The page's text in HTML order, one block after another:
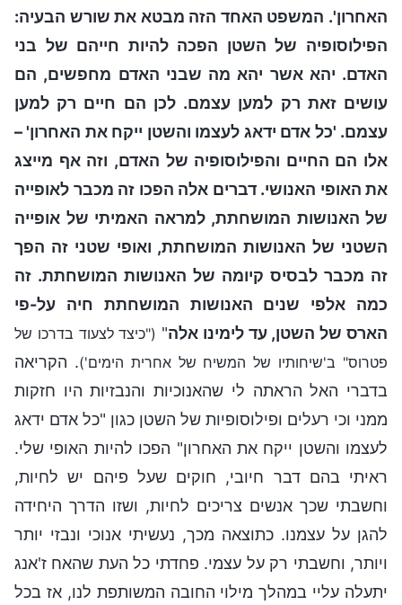
האחרון'. המשפט האחד הזה מבטא את שורש הבעיה:
הפילוסופיה של השטן הפכה להיות חייהם של בני
האדם. יהא אשר יהא מה שבני האדם מחפשים, הם
עושים זאת רק למען עצמם. לכן הם חיים רק למען
עצמם. 'כל אדם ידאג לעצמו והשטן ייקח את האחרון' –
אלו הם החיים והפילוסופיה של האדם, וזה אף מייצג
את האופי האנושי. דברים אלה הפכו זה מכבר לאופייה
של האנושות המושחתת, למראה האמיתי של אופייה
השטני של האנושות המושחתת, ואופי שטני זה הפך
זה מכבר לבסיס קיומה של האנושות המושחתת. זה
כמה אלפי שנים האנושות המושחתת חיה על-פי
הארס של השטן, עד לימינו אלה" ("כיצד לצעוד בדרכו של
פטרוס" ב'שיחותיו של המשיח של אחרית הימים'). הקריאה
בדברי האל הראתה לי שהאנוכיות והנבזיות היו חזקות
ממני וכי רעלים ופילוסופיות של השטן כגון "כל אדם ידאג
לעצמו והשטן ייקח את האחרון" הפכו להיות האופי שלי.
ראיתי בהם דבר חיובי, חוקים שעל פיהם יש לחיות,
וחשבתי שכך אנשים צריכים לחיות, ושזו הדרך היחידה
להגן על עצמנו. כתוצאה מכך, נעשיתי אנוכי ונבזי יותר
ויותר, וחשבתי רק על עצמי. פחדתי כל העת שהאח ז'אנג
יתעלה עליי במהלך מילוי החובה המשותפת לנו, אז בכל